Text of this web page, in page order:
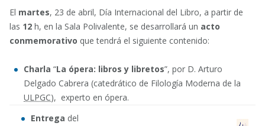
El martes, 23 de abril, Día Internacional del Libro, a partir de
las 12 h, en la Sala Polivalente, se desarrollará un acto
conmemorativo que tendrá el siguiente contenido:
Charla “La ópera: libros y libretos”, por D. Arturo
Delgado Cabrera (catedrático de Filología Moderna de la
ULPGC), experto en ópera.
Entrega del